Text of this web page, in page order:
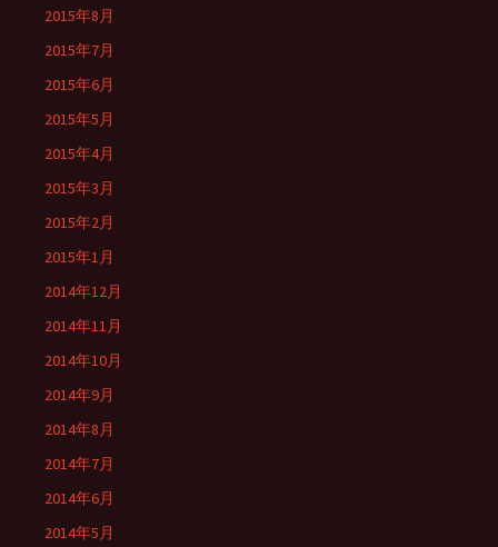
2015年8月
2015年7月
2015年6月
2015年5月
2015年4月
2015年3月
2015年2月
2015年1月
2014年12月
2014年11月
2014年10月
2014年9月
2014年8月
2014年7月
2014年6月
2014年5月